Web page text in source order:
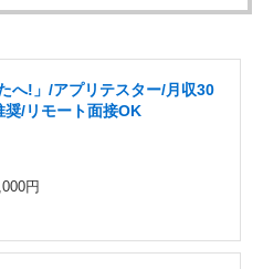
へ!」/アプリテスター/月収30
奨/リモート面接OK
円